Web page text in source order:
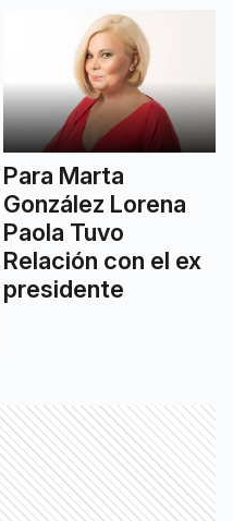
Para Marta
González Lorena
Paola Tuvo
Relación con el ex
presidente